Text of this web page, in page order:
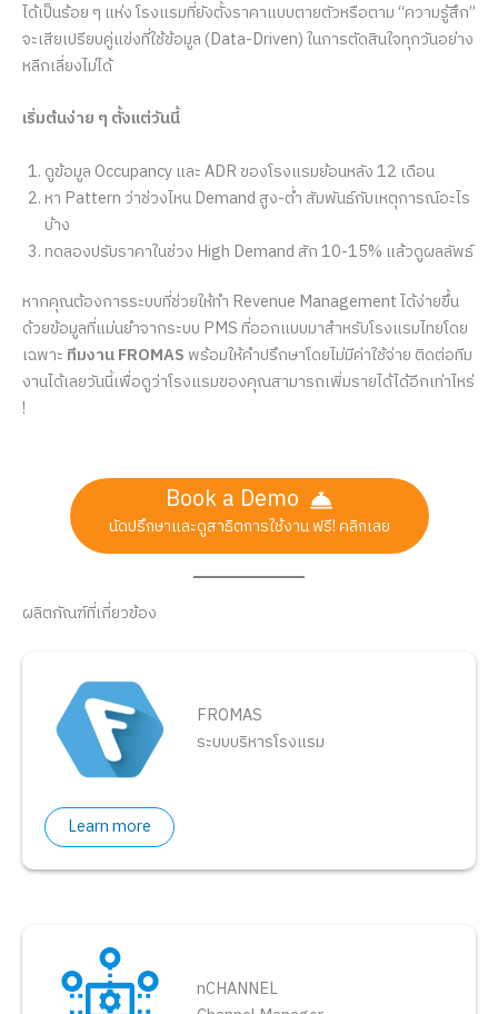
ได้เป็นร้อย ๆ แห่ง โรงแรมที่ยังตั้งราคาแบบตายตัวหรือตาม “ความรู้สึก”
จะเสียเปรียบคู่แข่งที่ใช้ข้อมูล (Data-Driven) ในการตัดสินใจทุกวันอย่าง
หลีกเลี่ยงไม่ได้
เริ่มต้นง่าย ๆ ตั้งแต่วันนี้
ดูข้อมูล Occupancy และ ADR ของโรงแรมย้อนหลัง 12 เดือน
หา Pattern ว่าช่วงไหน Demand สูง-ต่ำ สัมพันธ์กับเหตุการณ์อะไร
บ้าง
ทดลองปรับราคาในช่วง High Demand สัก 10-15% แล้วดูผลลัพธ์
หากคุณต้องการระบบที่ช่วยให้ทำ Revenue Management ได้ง่ายขึ้น
ด้วยข้อมูลที่แม่นยำจากระบบ PMS ที่ออกแบบมาสำหรับโรงแรมไทยโดย
เฉพาะ ทีมงาน FROMAS พร้อมให้คำปรึกษาโดยไม่มีค่าใช้จ่าย ติดต่อทีม
งานได้เลยวันนี้เพื่อดูว่าโรงแรมของคุณสามารถเพิ่มรายได้ได้อีกเท่าไหร่
!
Book a Demo
นัดปรึกษาและดูสาธิตการใช้งาน ฟรี! คลิกเลย
ผลิตภัณฑ์ที่เกี่ยวข้อง
FROMAS
ระบบบริหารโรงแรม
Learn more
nCHANNEL